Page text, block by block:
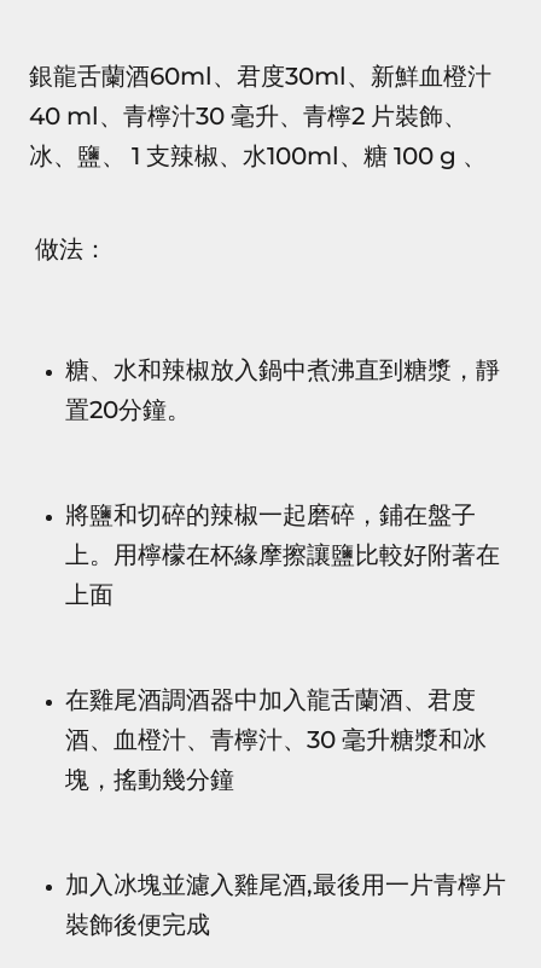
銀龍舌蘭酒60ml、君度30ml、新鮮血橙汁
40 ml、青檸汁30 毫升、青檸2 片裝飾、
冰、鹽、 1 支辣椒、水100ml、糖 100 g 、
做法：
糖、水和辣椒放入鍋中煮沸直到糖漿，靜
置20分鐘。
將鹽和切碎的辣椒一起磨碎，鋪在盤子
上。用檸檬在杯緣摩擦讓鹽比較好附著在
上面
在雞尾酒調酒器中加入龍舌蘭酒、君度
酒、血橙汁、青檸汁、30 毫升糖漿和冰
塊，搖動幾分鐘
加入冰塊並濾入雞尾酒,最後用一片青檸片
裝飾後便完成